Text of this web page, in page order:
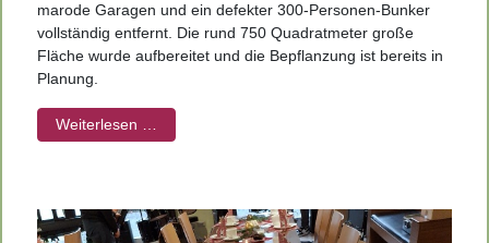
marode Garagen und ein defekter 300-Personen-Bunker
vollständig entfernt. Die rund 750 Quadratmeter große
Fläche wurde aufbereitet und die Bepflanzung ist bereits in
Planung.
Weiterlesen …